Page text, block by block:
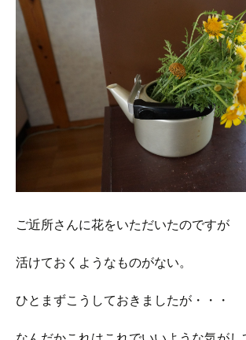
ご近所さんに花をいただいたのですが
活けておくようなものがない。
ひとまずこうしておきましたが・・・